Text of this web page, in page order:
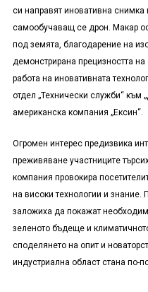
си направят иновативна снимка
самообучаващ се дрон. Макар
под земята, благодарение на
демонстрирана прецизността
работа на иновативната
отдел „Технически служби“
американска компания „Ексин“.
Огромен интерес предизвика
преживяване участниците
компания провокира
на високи технологии и знание.
заложиха да покажат
зеленото бъдеще и
споделянето на опит и
индустриална област стана по-